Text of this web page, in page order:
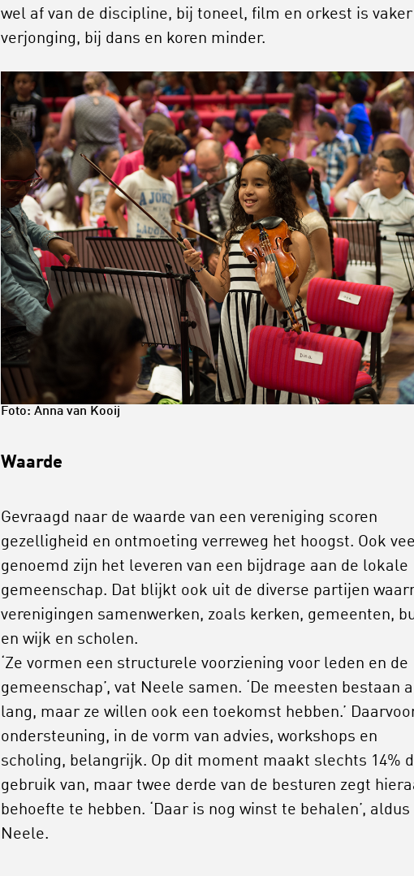
wel af van de discipline, bij toneel, film en orkest is vaker
verjonging, bij dans en koren minder.
Foto: Anna van Kooij
Waarde
Gevraagd naar de waarde van een vereniging scoren
gezelligheid en ontmoeting verreweg het hoogst. Ook
genoemd zijn het leveren van een bijdrage aan de lokale
gemeenschap. Dat blijkt ook uit de diverse partijen
verenigingen samenwerken, zoals kerken, gemeenten,
en wijk en scholen.
‘Ze vormen een structurele voorziening voor leden en de
gemeenschap’, vat Neele samen. ‘De meesten bestaan
lang, maar ze willen ook een toekomst hebben.’
ondersteuning, in de vorm van advies, workshops en
scholing, belangrijk. Op dit moment maakt slechts 14%
gebruik van, maar twee derde van de besturen zegt
behoefte te hebben. ‘Daar is nog winst te behalen’, aldus
Neele.